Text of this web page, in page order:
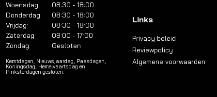
Woensdag:
08:30 - 18:00
Donderdag:
08:30 - 18:00
Vrijdag:
08:30 - 18:00
Zaterdag:
09:00 - 17:00
Zondag:
Gesloten
Kerstdagen, Nieuwsjaardag, Paasdagen,
Koningsdag, Hemelvaartsdag en
Pinksterdagen gesloten.
Links
Privacy beleid
Reviewpolicy
Algemene voorwaarden